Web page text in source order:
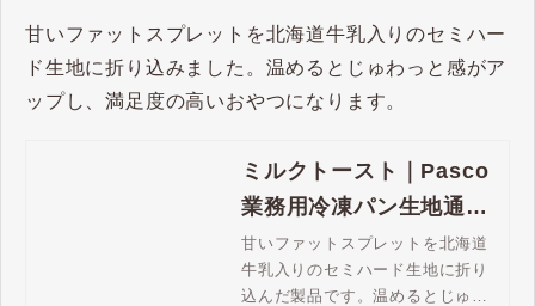
甘いファットスプレットを北海道牛乳入りのセミハー
ド生地に折り込みました。温めるとじゅわっと感がア
ップし、満足度の高いおやつになります。
ミルクトースト｜Pasco
業務用冷凍パン生地通販
| Pasco 業務用冷凍パン
生地通販
甘いファットスプレットを北海道
牛乳入りのセミハード生地に折り
込んだ製品です。温めるとじゅわ